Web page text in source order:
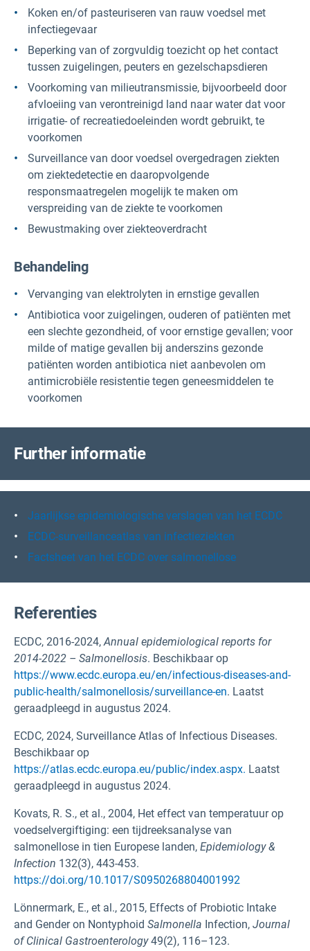
Koken en/of pasteuriseren van rauw voedsel met
infectiegevaar
Beperking van of zorgvuldig toezicht op het contact
tussen zuigelingen, peuters en gezelschapsdieren
Voorkoming van milieutransmissie, bijvoorbeeld door
afvloeiing van verontreinigd land naar water dat voor
irrigatie- of recreatiedoeleinden wordt gebruikt, te
voorkomen
Surveillance van door voedsel overgedragen ziekten
om ziektedetectie en daaropvolgende
responsmaatregelen mogelijk te maken om
verspreiding van de ziekte te voorkomen
Bewustmaking over ziekteoverdracht
Behandeling
Vervanging van elektrolyten in ernstige gevallen
Antibiotica voor zuigelingen, ouderen of patiënten met
een slechte gezondheid, of voor ernstige gevallen; voor
milde of matige gevallen bij anderszins gezonde
patiënten worden antibiotica niet aanbevolen om
antimicrobiële resistentie tegen geneesmiddelen te
voorkomen
Further informatie
Jaarlijkse epidemiologische verslagen van het ECDC
ECDC-surveillanceatlas van infectieziekten
Factsheet van het ECDC over salmonellose
Referenties
ECDC, 2016-2024, Annual epidemiological reports for
2014-2022 – Salmonellosis. Beschikbaar op
https://www.ecdc.europa.eu/en/infectious-diseases-and-
public-health/salmonellosis/surveillance-en. Laatst
geraadpleegd in augustus 2024.
ECDC, 2024, Surveillance Atlas of Infectious Diseases.
Beschikbaar op
https://atlas.ecdc.europa.eu/public/index.aspx. Laatst
geraadpleegd in augustus 2024.
Kovats, R. S., et al., 2004, Het effect van temperatuur op
voedselvergiftiging: een tijdreeksanalyse van
salmonellose in tien Europese landen, Epidemiology &
Infection 132(3), 443-453.
https://doi.org/10.1017/S0950268804001992
Lönnermark, E., et al., 2015, Effects of Probiotic Intake
and Gender on Nontyphoid Salmonella Infection, Journal
of Clinical Gastroenterology49(2), 116–123.